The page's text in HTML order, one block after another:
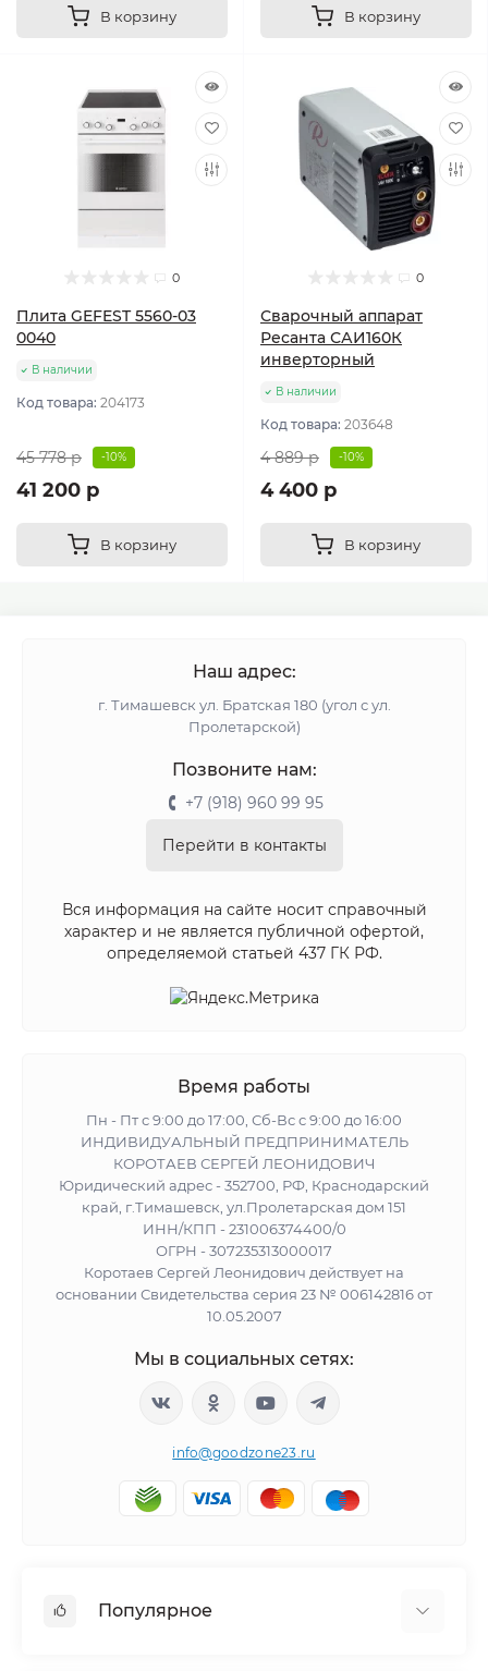
В корзину В корзину
0
Плита GEFEST 5560-03
0040
В наличии
Код товара: 204173
45 778 р -10%
41 200 р
В корзину
0
Сварочный аппарат
Ресанта САИ160К
инверторный
В наличии
Код товара: 203648
4 889 р -10%
4 400 р
В корзину
Наш адрес:
г. Тимашевск ул. Братская 180 (угол с ул.
Пролетарской)
Позвоните нам:
+7 (918) 960 99 95
Перейти в контакты
Вся информация на сайте носит справочный
характер и не является публичной офертой,
определяемой статьей 437 ГК РФ.
Время работы
Пн - Пт с 9:00 до 17:00, Сб-Вс с 9:00 до 16:00
ИНДИВИДУАЛЬНЫЙ ПРЕДПРИНИМАТЕЛЬ
КОРОТАЕВ СЕРГЕЙ ЛЕОНИДОВИЧ
Юридический адрес - 352700, РФ, Краснодарский
край, г.Тимашевск, ул.Пролетарская дом 151
ИНН/КПП - 231006374400/0
ОГРН - 307235313000017
Коротаев Сергей Леонидович действует на
основании Свидетельства серия 23 № 006142816 от
10.05.2007
Мы в социальных сетях:
info@goodzone23.ru
Популярное